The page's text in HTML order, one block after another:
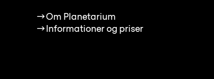
→Om Planetarium
→Informationer og priser